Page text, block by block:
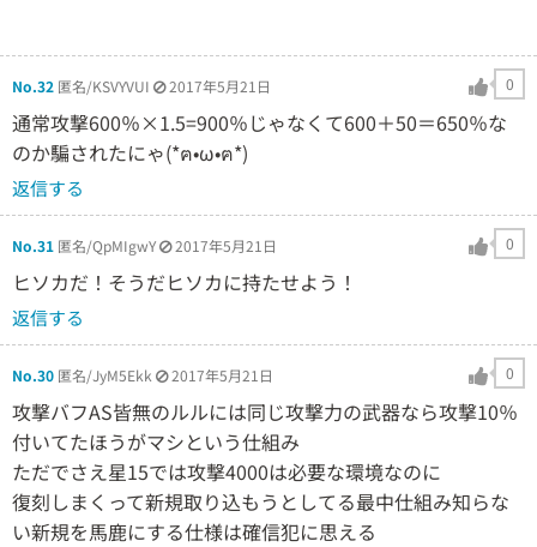
No.32 匿名/KSVYVUI 2017年5月21日 0
通常攻撃600％×1.5=900％じゃなくて600＋50＝650％な
のか騙されたにゃ(*ฅ•ω•ฅ*)
返信する
No.31 匿名/QpMIgwY 2017年5月21日 0
ヒソカだ！そうだヒソカに持たせよう！
返信する
No.30 匿名/JyM5Ekk 2017年5月21日 0
攻撃バフAS皆無のルルには同じ攻撃力の武器なら攻撃10％
付いてたほうがマシという仕組み
ただでさえ星15では攻撃4000は必要な環境なのに
復刻しまくって新規取り込もうとしてる最中仕組み知らな
い新規を馬鹿にする仕様は確信犯に思える